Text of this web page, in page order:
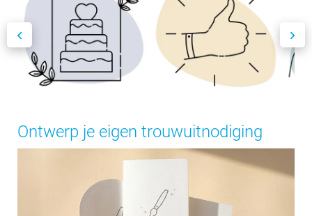
Ontwerp je eigen trouwuitnodiging